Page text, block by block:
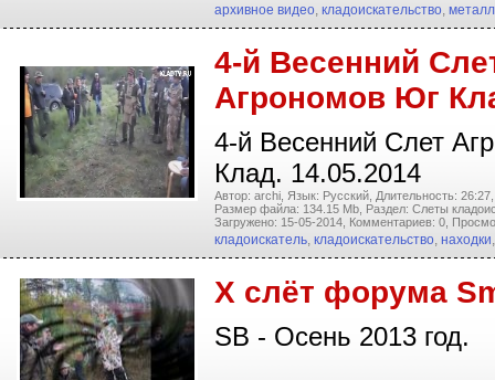
архивное видео, кладоискательство,
4-й Весенний
Агрономов Юг
4-й Весенний Слет
Клад. 14.05.2014
Автор: archi, Язык: Русский, Длительность: 26:27,
Размер файла: 134.15 Mb, Раздел: Слеты
Загружено: 15-05-2014, Комментариев: 0,
кладоискатель, кладоискательство, находки
Х слёт форума
SB - Осень 2013 год.